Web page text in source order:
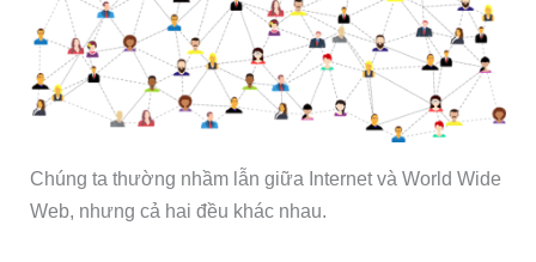
Chúng ta thường nhầm lẫn giữa Internet và World Wide
Web, nhưng cả hai đều khác nhau.